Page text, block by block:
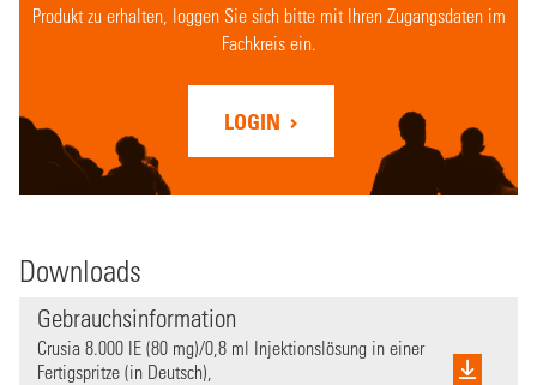
Produkt zu erhalten, loggen Sie sich bitte mit Ihren Zugangsdaten im
Fachkreis ein.
LOGIN
Downloads
Gebrauchsinformation
Crusia 8.000 IE (80 mg)/0,8 ml Injektionslösung in einer
Fertigspritze (in Deutsch),